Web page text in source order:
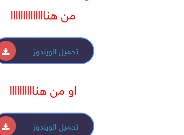
من هناااااااااااااا
تحميل الويندوز
او من هناااااااااا
تحميل الويندوز